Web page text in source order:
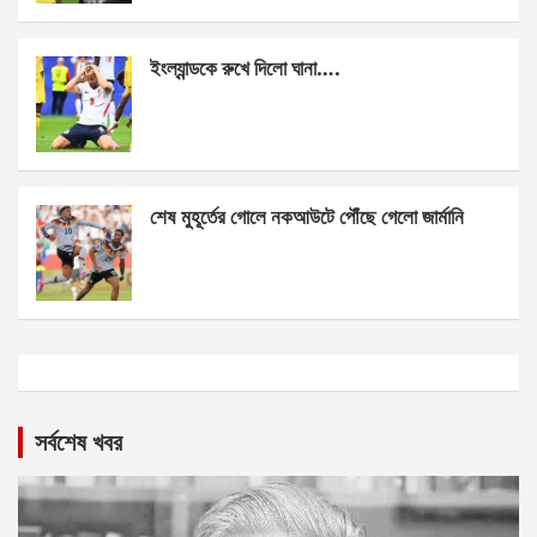
ইংল্যান্ডকে রুখে দিলো ঘানা….
শেষ মুহূর্তের গোলে নকআউটে পৌঁছে গেলো জার্মানি
সর্বশেষ খবর